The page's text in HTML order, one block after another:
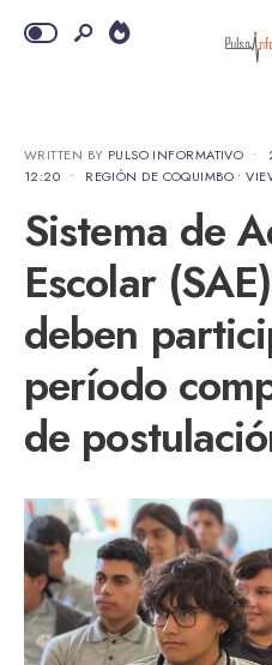
WRITTEN BY PULSO INFORMATIVO •
12:20 • REGIÓN DE COQUIMBO •
Sistema de
Escolar
deben
período
de